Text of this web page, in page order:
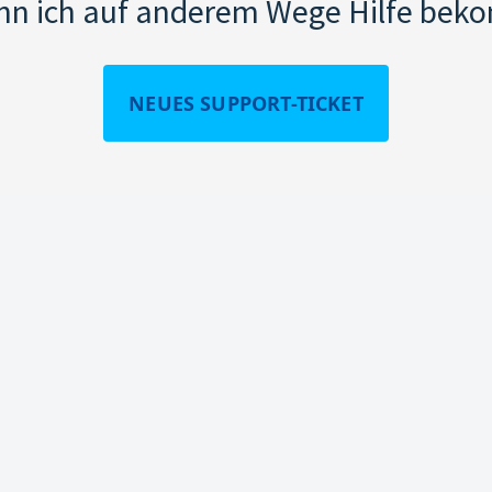
ich auf anderem Wege Hilfe
NEUES SUPPORT-TICKET